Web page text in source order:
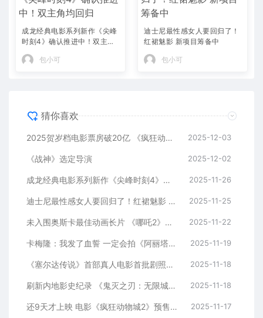
成龙经典电影系列新作《尖峰
时刻4》确认推进中！双主角
均回归
包小可
迪士尼最性感女人要回归了！
红裙魅影 新项目筹备中
包小可
猜你喜欢
2025贺岁档电影票房破20亿 《疯狂动物城2》领跑 2025-12-03
《战神》选定导演 2025-12-02
成龙经典电影系列新作《尖峰时刻4》确认推进中！双主角均回归 2025-11-26
迪士尼最性感女人要回归了！红裙魅影 新项目筹备中 2025-11-25
未入围奥斯卡最佳动画长片 《哪吒2》出品方回应 2025-11-22
卡梅隆：我发了血誓 一定会拍《阿丽塔2》 2025-11-19
《塞尔达传说》首部真人电影首批剧照来了：塞尔达、林克亮相 2025-11-18
刷新内地影史纪录 《鬼灭之刃：无限城篇》上映5天票房破4亿 2025-11-18
还9天才上映 电影《疯狂动物城2》预售票房已破1000万 2025-11-17